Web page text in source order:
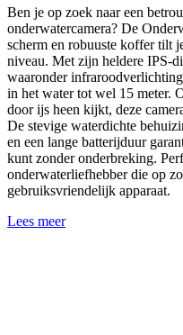
Ben je op zoek naar een
onderwatercamera? De
scherm en robuuste koffer tilt
niveau. Met zijn heldere IPS-
waaronder
in het water tot wel 15 meter.
door ijs heen kijkt, deze
De stevige waterdichte
en een lange batterijduur
kunt zonder onderbreking.
onderwaterliefhebber die op
gebruiksvriendelijk apparaat.
Lees meer